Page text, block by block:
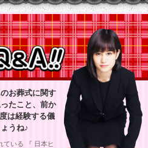
お葬式に関す
たこと、前か
は経験する儀
うね♪
ている 『 日本ヒ